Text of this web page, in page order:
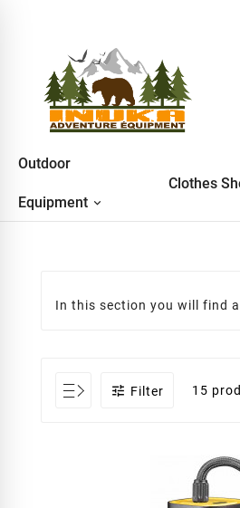
Outdoor
Equipment
Clothes
In this section you will find
 Filter 15